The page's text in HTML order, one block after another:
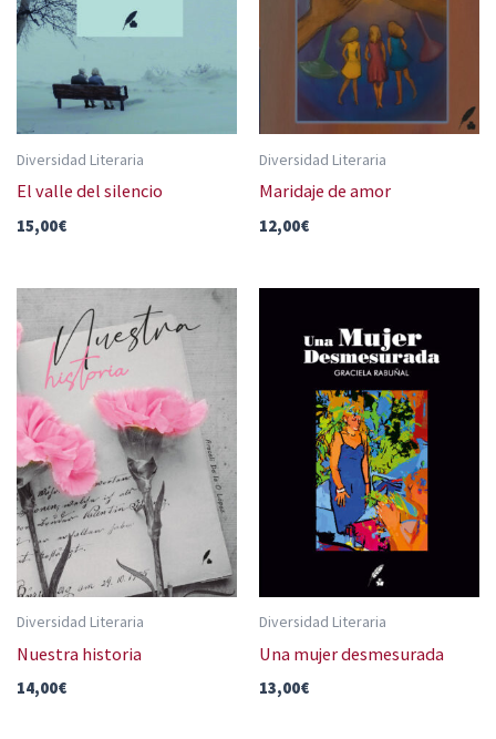
Diversidad Literaria
El valle del silencio
15,00€
Diversidad Literaria
Maridaje de amor
12,00€
Diversidad Literaria
Nuestra historia
14,00€
Diversidad Literaria
Una mujer desmesurada
13,00€